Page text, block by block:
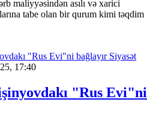
maliyyəsindən asılı və xarici
tabe olan bir qurum kimi təqdim
Siyasət
17:40
"Rus Evi"ni